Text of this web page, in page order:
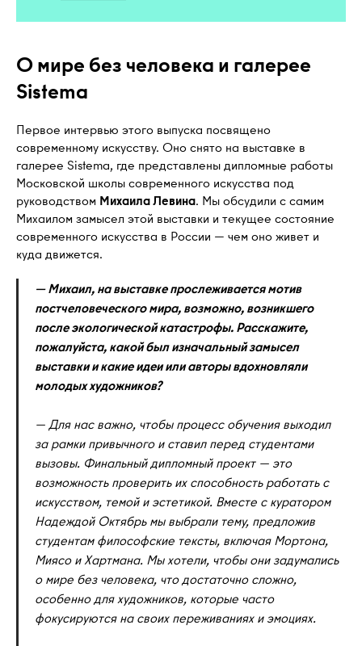
О мире без человека и галерее
Sistema
Первое интервью этого выпуска посвящено
современному искусству. Оно снято на выставке в
галерее Sistema, где представлены дипломные работы
Московской школы современного искусства под
руководством Михаила Левина. Мы обсудили с самим
Михаилом замысел этой выставки и текущее состояние
современного искусства в России — чем оно живет и
куда движется.
— Михаил, на выставке прослеживается мотив
постчеловеческого мира, возможно, возникшего
после экологической катастрофы. Расскажите,
пожалуйста, какой был изначальный замысел
выставки и какие идеи или авторы вдохновляли
молодых художников?
— Для нас важно, чтобы процесс обучения выходил
за рамки привычного и ставил перед студентами
вызовы. Финальный дипломный проект — это
возможность проверить их способность работать с
искусством, темой и эстетикой. Вместе с куратором
Надеждой Октябрь мы выбрали тему, предложив
студентам философские тексты, включая Мортона,
Миясо и Хартмана. Мы хотели, чтобы они задумались
о мире без человека, что достаточно сложно,
особенно для художников, которые часто
фокусируются на своих переживаниях и эмоциях.